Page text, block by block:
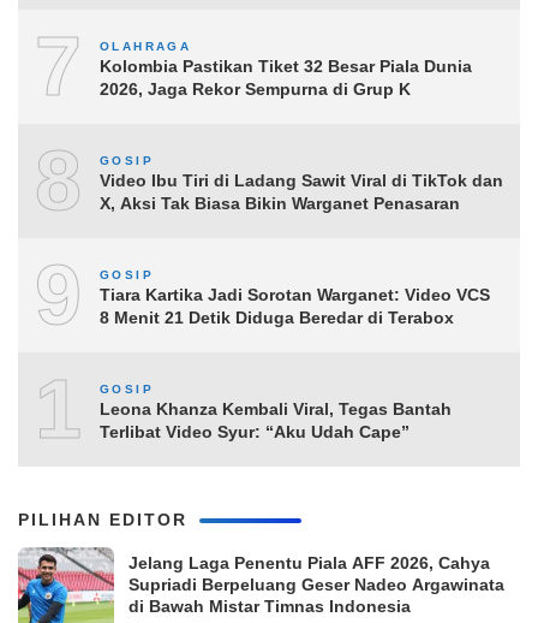
7 OLAHRAGA
Kolombia Pastikan Tiket 32 Besar Piala Dunia
2026, Jaga Rekor Sempurna di Grup K
8 GOSIP
Video Ibu Tiri di Ladang Sawit Viral di TikTok dan
X, Aksi Tak Biasa Bikin Warganet Penasaran
9 GOSIP
Tiara Kartika Jadi Sorotan Warganet: Video VCS
8 Menit 21 Detik Diduga Beredar di Terabox
10
GOSIP
Leona Khanza Kembali Viral, Tegas Bantah
Terlibat Video Syur: “Aku Udah Cape”
PILIHAN EDITOR
Jelang Laga Penentu Piala AFF 2026, Cahya
Supriadi Berpeluang Geser Nadeo Argawinata
di Bawah Mistar Timnas Indonesia